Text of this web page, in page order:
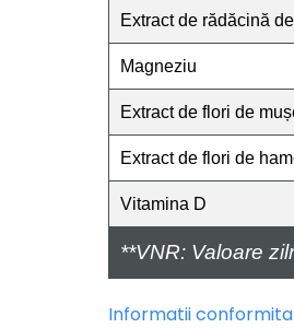
**VNR: Valoare
Extract de rădăcină
Magneziu
Extract de flori de
Extract de flori de
Vitamina D
Informatii